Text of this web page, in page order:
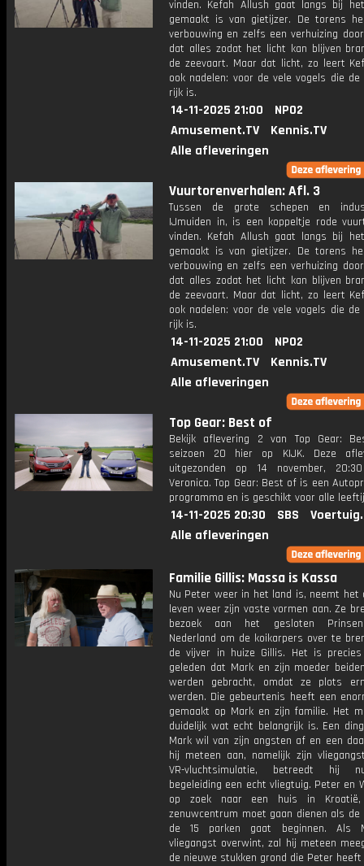
vinden. Kefah Allush gaat langs bij
gemaakt is van gietijzer. De torens
verbouwing en zelfs een verhuizing
dat alles zodat het licht kan blijven
de zeevaart. Maar dat licht, zo leert
ook nadelen: voor de vele vogels die de
rijk is.
14-11-2025 21:00
NPO2
Amusement.TV
Kennis.TV
Alle afleveringen
Vuurtorenverhalen: Afl. 3
Tussen de grote schepen en
IJmuiden in, is een koppeltje rode
vinden. Kefah Allush gaat langs bij
gemaakt is van gietijzer. De torens
verbouwing en zelfs een verhuizing
dat alles zodat het licht kan blijven
de zeevaart. Maar dat licht, zo leert
ook nadelen: voor de vele vogels die de
rijk is.
14-11-2025 21:00
NPO2
Amusement.TV
Kennis.TV
Alle afleveringen
Top Gear: Best of
Bekijk aflevering 2 van Top Gear:
seizoen 20 hier op KIJK. Deze
uitgezonden op 14 november,
Veronica. Top Gear: Best of is een
programma en is geschikt voor alle
14-11-2025 20:30 SBS
Alle afleveringen
Familie Gillis: Massa is Kassa
Nu Peter weer in het land is, neemt het
leven weer zijn vaste vormen aan. Ze
bezoek aan het gesloten
Nederland om de koikarpers over te
de vijver in huize Gillis. Het is
geleden dat Mark en zijn moeder
werden gebracht, omdat ze plots
werden. Die gebeurtenis heeft een
gemaakt op Mark en zijn familie. Het
duidelijk wat echt belangrijk is. Een
Mark wil van zijn angsten af en een
hij meteen aan, namelijk zijn
VR-vluchtsimulatie, betreedt hij
begeleiding een echt vliegtuig. Peter en
op zoek naar een huis in
zenuwcentrum moet gaan dienen als de
de 15 parken gaat beginnen. Als
vliegangst overwint, zal hij meteen
de nieuwe stukken grond die Peter heeft